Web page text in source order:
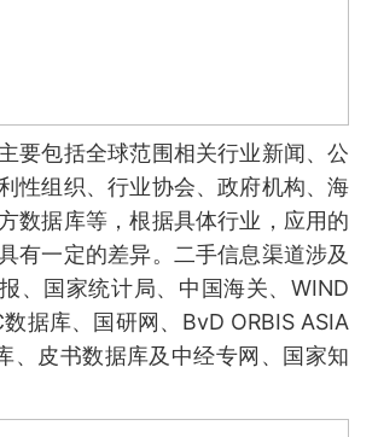
要包括全球范围相关行业新闻、公
性组织、行业协会、政府机构、海
数据库等，根据具体行业，应用的
有一定的差异。二手信息渠道涉及
、国家统计局、中国海关、WIND
据库、国研网、BvD ORBIS ASIA
、皮书数据库及中经专网、国家知